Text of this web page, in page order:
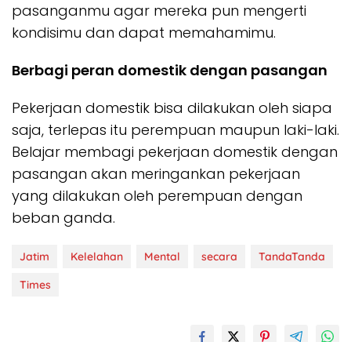
pasanganmu agar mereka pun mengerti
kondisimu dan dapat memahamimu.
Berbagi peran domestik dengan pasangan
Pekerjaan domestik bisa dilakukan oleh siapa
saja, terlepas itu perempuan maupun laki-laki.
Belajar membagi pekerjaan domestik dengan
pasangan akan meringankan pekerjaan
yang dilakukan oleh perempuan dengan
beban ganda.
Jatim Kelelahan Mental secara
TandaTanda
Times